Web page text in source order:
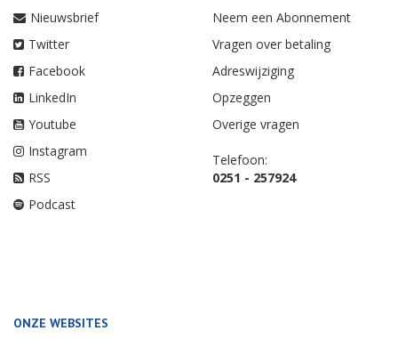
Nieuwsbrief
Twitter
Facebook
LinkedIn
Youtube
Instagram
RSS
Podcast
Neem een Abonnement
Vragen over betaling
Adreswijziging
Opzeggen
Overige vragen
Telefoon:
0251 - 257924
ONZE WEBSITES